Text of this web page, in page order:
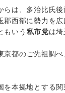
は、多治比氏後
西部に勢力を広
もいう 私市党は
京都のご先祖調
本拠地とする関